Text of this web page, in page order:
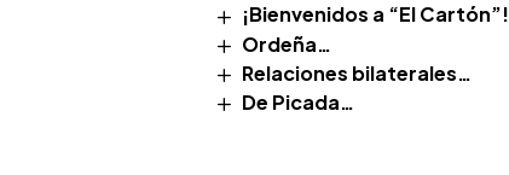
¡Bienvenidos a “El Cartón”!
Ordeña…
Relaciones bilaterales…
De Picada…